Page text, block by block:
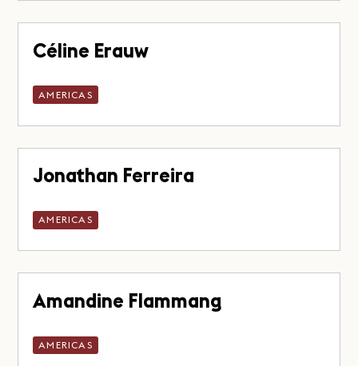
Céline Erauw
AMERICAS
Jonathan Ferreira
AMERICAS
Amandine Flammang
AMERICAS